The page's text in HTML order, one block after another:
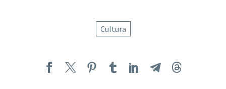
Cultura